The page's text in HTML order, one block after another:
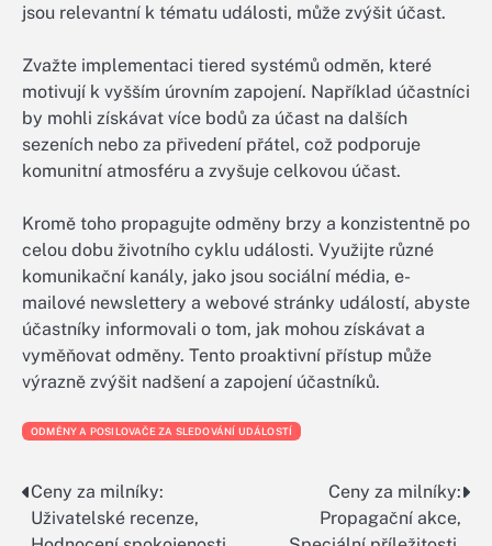
jsou relevantní k tématu události, může zvýšit účast.
Zvažte implementaci tiered systémů odměn, které
motivují k vyšším úrovním zapojení. Například účastníci
by mohli získávat více bodů za účast na dalších
sezeních nebo za přivedení přátel, což podporuje
komunitní atmosféru a zvyšuje celkovou účast.
Kromě toho propagujte odměny brzy a konzistentně po
celou dobu životního cyklu události. Využijte různé
komunikační kanály, jako jsou sociální média, e-
mailové newslettery a webové stránky událostí, abyste
účastníky informovali o tom, jak mohou získávat a
vyměňovat odměny. Tento proaktivní přístup může
výrazně zvýšit nadšení a zapojení účastníků.
ODMĚNY A POSILOVAČE ZA SLEDOVÁNÍ UDÁLOSTÍ
Post
navigation
Ceny za milníky:
Uživatelské recenze,
Ceny za milníky:
Propagační akce,